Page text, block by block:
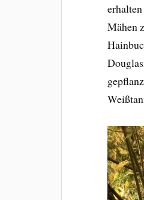
Mähen